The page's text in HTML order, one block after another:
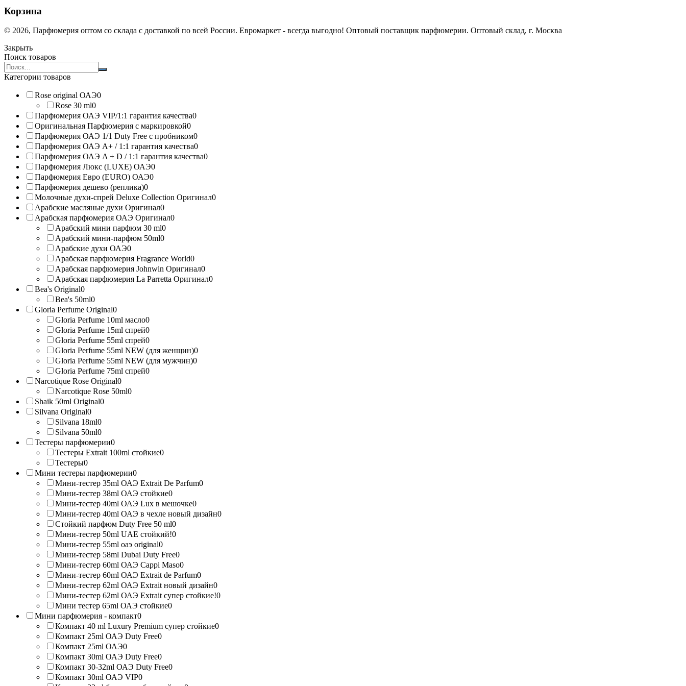
Корзина
© 2026, Парфюмерия оптом со склада с доставкой по всей России. Евромаркет - всегда выгодно! Оптовый поставщик парфюмерии. Оптовый склад, г. Москва
Закрыть
Поиск товаров
Search
products:
Категории товаров
Rose original ОАЭ0
Rose 30 ml0
Парфюмерия ОАЭ VIP/1:1 гарантия качества0
Оригинальная Парфюмерия с маркировкой0
Парфюмерия ОАЭ 1/1 Duty Free с пробником0
Парфюмерия ОАЭ A+ / 1:1 гарантия качества0
Парфюмерия ОАЭ A + D / 1:1 гарантия качества0
Парфюмерия Люкс (LUXE) ОАЭ0
Парфюмерия Евро (EURO) ОАЭ0
Парфюмерия дешево (реплика)0
Молочные духи-спрей Deluxe Collection Оригинал0
Арабские масляные духи Оригинал0
Арабская парфюмерия ОАЭ Оригинал0
Арабский мини парфюм 30 ml0
Арабский мини-парфюм 50ml0
Арабские духи ОАЭ0
Арабская парфюмерия Fragrance World0
Арабская парфюмерия Johnwin Оригинал0
Арабская парфюмерия La Parretta Оригинал0
Bea's Original0
Bea's 50ml0
Gloria Perfume Original0
Gloria Perfume 10ml масло0
Gloria Perfume 15ml спрей0
Gloria Perfume 55ml спрей0
Gloria Perfume 55ml NEW (для женщин)0
Gloria Perfume 55ml NEW (для мужчин)0
Gloria Perfume 75ml спрей0
Narcotique Rose Original0
Narcotique Rose 50ml0
Shaik 50ml Original0
Silvana Original0
Silvana 18ml0
Silvana 50ml0
Тестеры парфюмерии0
Тестеры Extrait 100ml стойкие0
Тестеры0
Мини тестеры парфюмерии0
Мини-тестер 35ml ОАЭ Extrait De Parfum0
Мини-тестер 38ml ОАЭ стойкие0
Мини-тестер 40ml ОАЭ Lux в мешочке0
Мини-тестер 40ml ОАЭ в чехле новый дизайн0
Стойкий парфюм Duty Free 50 ml0
Мини-тестер 50ml UAE стойкий!0
Мини-тестер 55ml оаэ original0
Мини-тестер 58ml Dubai Duty Free0
Мини-тестер 60ml ОАЭ Cappi Maso0
Мини-тестер 60ml ОАЭ Extrait de Parfum0
Мини-тестер 62ml ОАЭ Extrait новый дизайн0
Мини-тестер 62ml ОАЭ Extrait супер стойкие!0
Мини тестер 65ml ОАЭ стойкие0
Мини парфюмерия - компакт0
Компакт 40 ml Luxury Premium супер стойкие0
Компакт 25ml ОАЭ Duty Free0
Компакт 25ml ОАЭ0
Компакт 30ml ОАЭ Duty Free0
Компакт 30-32ml ОАЭ Duty Free0
Компакт 30ml ОАЭ VIP0